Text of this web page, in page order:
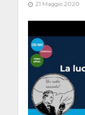
21 Maggio 2020